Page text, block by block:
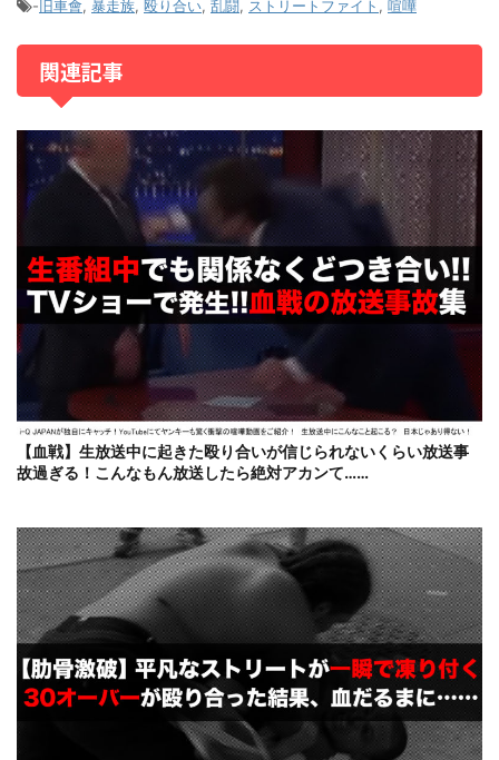
- 旧車會, 暴走族, 殴り合い, 乱闘, ストリートファイト , 喧嘩
関連記事
【血戦】生放送中に起きた殴り合いが信じられないくらい放送事
故過ぎる！こんなもん放送したら絶対アカンて……